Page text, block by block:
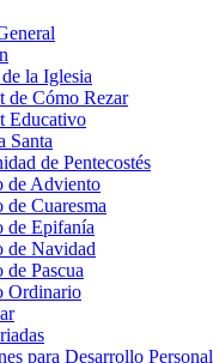
la Iglesia
de Cómo Rezar
Educativo
Santa
de Pentecostés
de Adviento
de Cuaresma
de Epifanía
de Navidad
de Pascua
Ordinario
para Desarrollo Personal